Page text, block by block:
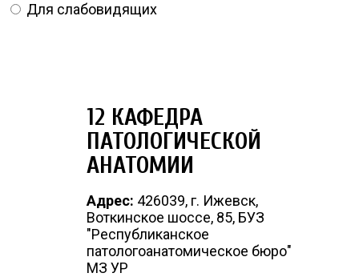
Для слабовидящих
12 КАФЕДРА
ПАТОЛОГИЧЕСКОЙ
АНАТОМИИ
Адрес: 426039, г. Ижевск,
Воткинское шоссе, 85, БУЗ
"Республиканское
патологоанатомическое бюро"
МЗ УР